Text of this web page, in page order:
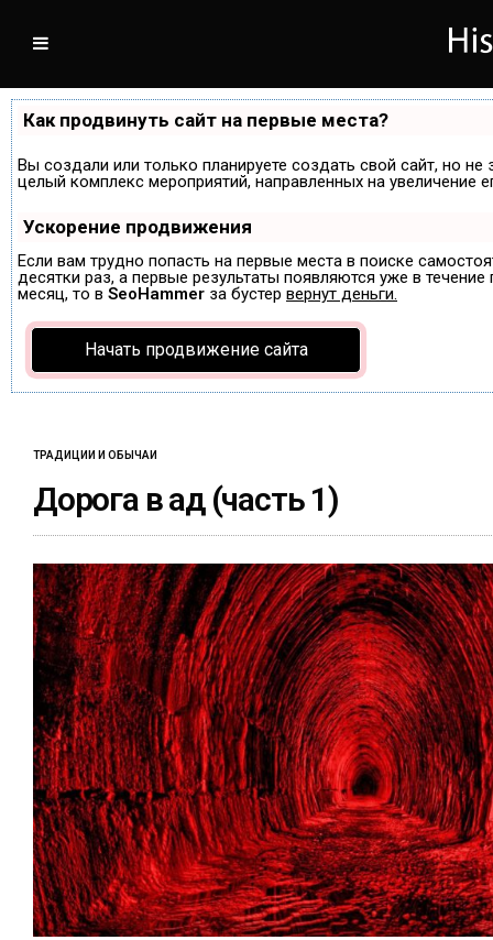
Как продвинуть сайт на первые места?
Вы создали или только планируете создать свой сайт, но
целый комплекс мероприятий, направленных на
Ускорение продвижения
Если вам трудно попасть на первые места в поиске
десятки раз, а первые результаты появляются уже в
месяц, то в SeoHammer за бустер вернут деньги.
Начать продвижение сайта
ТРАДИЦИИ И ОБЫЧАИ
Дорога в ад (часть 1)